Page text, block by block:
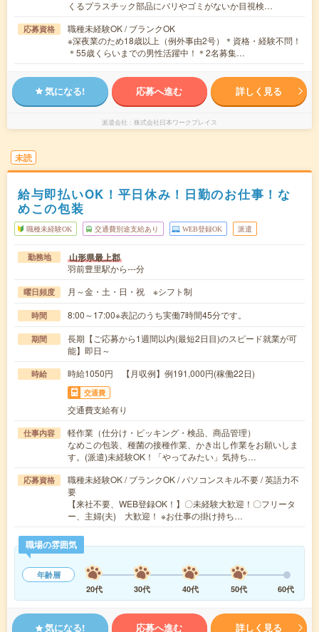
くるプラスチック部品にバリやゴミがないか目視検…
応募資格
職種未経験OK / ブランクOK
※深夜業のため18歳以上（例外事由2号）＊資格・経験不問！
＊55歳くらいまでの男性活躍中！＊2名募集…
気になる! 応募へ進む 詳しく見る
派遣会社 株式会社日本ワークプレイス
未読
給与即払いOK！平日休み！日勤のお仕事！な
めこの包装
職種未経験OK 交通費別途支給あり WEB登録OK 派遣
勤務地 山形県最上郡
羽前豊里駅から---分
曜日頻度 月～金・土・日・祝 ※シフト制
時間 8:00～17:00※表記のうち実働7時間45分です。
期間
長期【ご応募から1週間以内(最短2日目)のスピード就業が可
能】即日～
時給 時給1050円 【月収例】例191,000円(稼働22日)
交通費
交通費支給有り
仕事内容
軽作業（仕分け・ピッキング・検品、商品管理）
なめこの包装、種菌の接種作業、かき出し作業をお願いしま
す。(派遣)未経験OK！「やってみたい」気持ち…
応募資格
職種未経験OK / ブランクOK / パソコンスキル不要 / 英語力不
要
【来社不要、WEB登録OK！】〇未経験大歓迎！〇フリータ
ー、主婦(夫) 大歓迎！ ※お仕事の掛け持ち…
職場の雰囲気
年齢層
20代
30代 40代 50代 60代
気になる! 応募へ進む 詳しく見る